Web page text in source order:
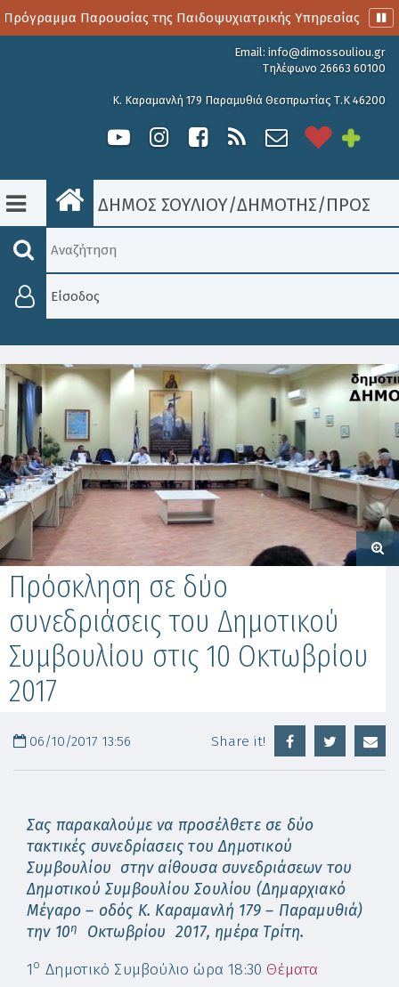
Παρουσίας της Παιδοψυχιατρικής Υπηρεσίας
Email: info@dimossouliou.gr
Τηλέφωνο 26663 60100
Κ. Καραμανλή 179 Παραμυθιά Θεσπρωτίας Τ.Κ 46200
ΔΗΜΟΣ ΣΟΥΛΙΟΥ/ΔΗΜΟΤΗΣ/
Είσοδος
Πρόσκληση σε δύο
συνεδριάσεις του Δημοτικού
Συμβουλίου στις 10 Οκτωβρίου
2017
06/10/2017 13:56 Share it!
Σας παρακαλούμε να προσέλθετε σε δύο
τακτικές συνεδρίασεις του Δημοτικού
Συμβουλίου στην αίθουσα συνεδριάσεων του
Δημοτικού Συμβουλίου Σουλίου (Δημαρχιακό
Μέγαρο – οδός Κ. Καραμανλή 179 – Παραμυθιά)
την 10η
Οκτωβρίου 2017, ημέρα Τρίτη.
1 ο Δημοτικό Συμβούλιο ώρα 18:30 Θέματα